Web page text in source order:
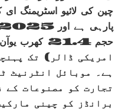
چین کی لائیو اسٹریمنگ
امریکی ڈالر) تک
ہے۔ موبائل انٹرنیٹ
تجارت کو مصنوعات کے
برانڈز کو چینی